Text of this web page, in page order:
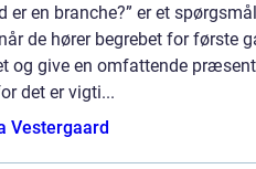
er en branche?” er et
de hører begrebet for første
og give en omfattende
det er vigti...
Vestergaard